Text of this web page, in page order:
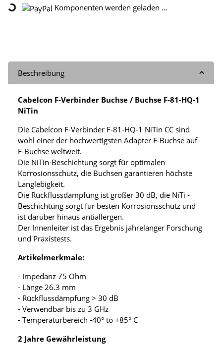
Loading... Komponenten werden geladen ...
Beschreibung
Cabelcon F-Verbinder Buchse / Buchse F-81-HQ-1
NiTin
Die Cabelcon F-Verbinder F-81-HQ-1 NiTin CC sind
wohl einer der hochwertigsten Adapter F-Buchse auf
F-Buchse weltweit.
Die NiTin-Beschichtung sorgt für optimalen
Korrosionsschutz, die Buchsen garantieren höchste
Langlebigkeit.
Die Rückflussdämpfung ist größer 30 dB, die NiTi -
Beschichtung sorgt für besten Korrosionsschutz und
ist darüber hinaus antiallergen.
Der Innenleiter ist das Ergebnis jahrelanger Forschung
und Praxistests.
Artikelmerkmale:
- Impedanz 75 Ohm
- Länge 26.3 mm
- Rückflussdämpfung > 30 dB
- Verwendbar bis zu 3 GHz
- Temperaturbereich -40° to +85° C
2 Jahre Gewährleistung